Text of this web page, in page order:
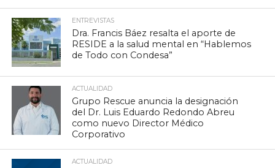
ENTREVISTAS
Dra. Francis Báez resalta el aporte de
RESIDE a la salud mental en “Hablemos
de Todo con Condesa”
ACTUALIDAD
Grupo Rescue anuncia la designación
del Dr. Luis Eduardo Redondo Abreu
como nuevo Director Médico
Corporativo
ACTUALIDAD